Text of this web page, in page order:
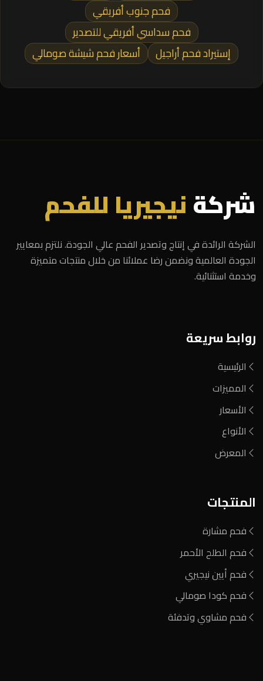
فحم جنوب أفريقي
فحم سداسي أفريقي للتصدير
إستيراد فحم أراجيل
أسعار فحم شيشة صومالي
شركةنيجيريا للفحم
الشركة الرائدة في إنتاج وتصدير الفحم عالي الجودة. نلتزم بمعايير
الجودة العالمية ونضمن رضا عملائنا من خلال منتجات متميزة
وخدمة استثنائية.
روابط سريعة
الرئيسية
المميزات
الأسعار
الأنواع
المعرض
المنتجات
فحم مشارة
فحم الطلح الأحمر
فحم أيين نيجيري
فحم كودا صومالي
فحم مشاوي وتدفئة